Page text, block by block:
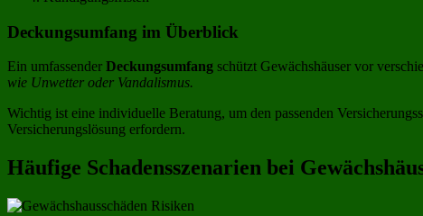
Deckungsumfang im Überblick
Ein umfassender Deckungsumfang schützt Gewächshäuser vor
wie Unwetter oder Vandalismus.
Wichtig ist eine individuelle Beratung, um den passenden
Versicherungslösung erfordern.
Häufige Schadensszenarien bei